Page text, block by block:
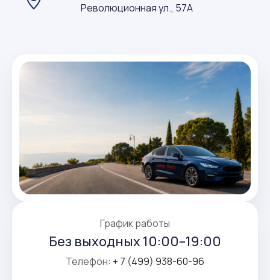
Революционная ул., 57А
График работы
Без выходных 10:00–19:00
Телефон: + 7 (499) 938-60-96